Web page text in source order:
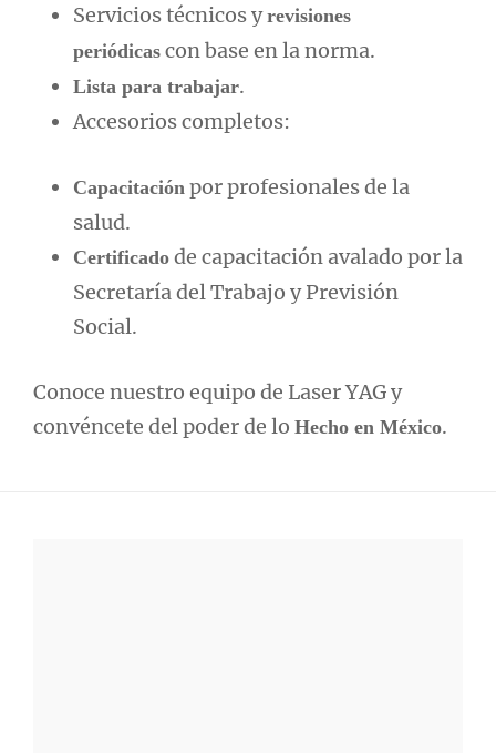
Servicios técnicos yrevisiones
periódicas con base en la norma.
Lista para trabajar.
Accesorios completos:
Capacitación por profesionales de la
salud.
Certificado de capacitación avalado por la
Secretaría del Trabajo y Previsión
Social.
Conoce nuestro equipo de Laser YAG y
convéncete del poder de lo Hecho en México.